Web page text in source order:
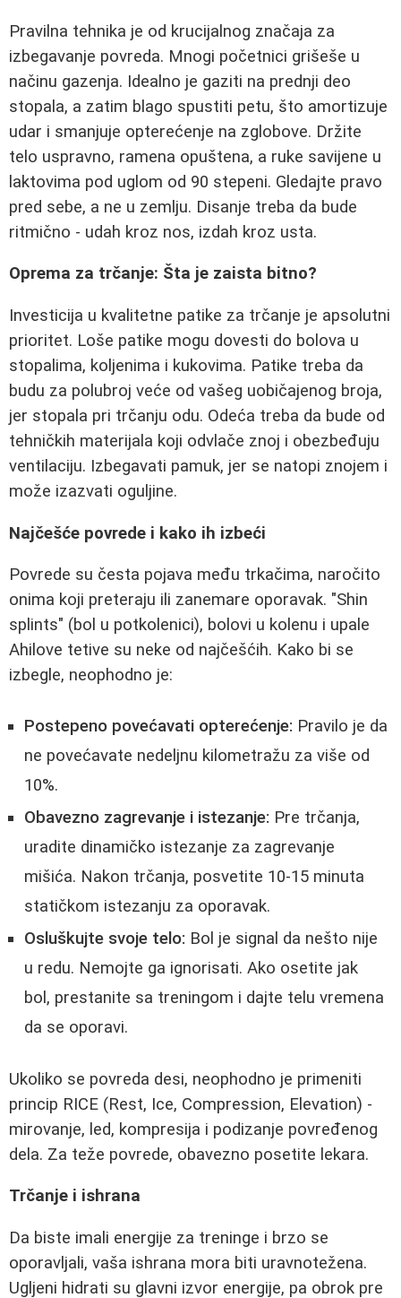
Pravilna tehnika je od krucijalnog značaja za
izbegavanje povreda. Mnogi početnici grišeše u
načinu gazenja. Idealno je gaziti na prednji deo
stopala, a zatim blago spustiti petu, što amortizuje
udar i smanjuje opterećenje na zglobove. Držite
telo uspravno, ramena opuštena, a ruke savijene u
laktovima pod uglom od 90 stepeni. Gledajte pravo
pred sebe, a ne u zemlju. Disanje treba da bude
ritmično - udah kroz nos, izdah kroz usta.
Oprema za trčanje: Šta je zaista bitno?
Investicija u kvalitetne patike za trčanje je apsolutni
prioritet. Loše patike mogu dovesti do bolova u
stopalima, koljenima i kukovima. Patike treba da
budu za polubroj veće od vašeg uobičajenog broja,
jer stopala pri trčanju odu. Odeća treba da bude od
tehničkih materijala koji odvlače znoj i obezbeđuju
ventilaciju. Izbegavati pamuk, jer se natopi znojem i
može izazvati oguljine.
Najčešće povrede i kako ih izbeći
Povrede su česta pojava među trkačima, naročito
onima koji preteraju ili zanemare oporavak. "Shin
splints" (bol u potkolenici), bolovi u kolenu i upale
Ahilove tetive su neke od najčešćih. Kako bi se
izbegle, neophodno je:
Postepeno povećavati opterećenje: Pravilo je da
ne povećavate nedeljnu kilometražu za više od
10%.
Obavezno zagrevanje i istezanje: Pre trčanja,
uradite dinamičko istezanje za zagrevanje
mišića. Nakon trčanja, posvetite 10-15 minuta
statičkom istezanju za oporavak.
Osluškujte svoje telo: Bol je signal da nešto nije
u redu. Nemojte ga ignorisati. Ako osetite jak
bol, prestanite sa treningom i dajte telu vremena
da se oporavi.
Ukoliko se povreda desi, neophodno je primeniti
princip RICE (Rest, Ice, Compression, Elevation) -
mirovanje, led, kompresija i podizanje povređenog
dela. Za teže povrede, obavezno posetite lekara.
Trčanje i ishrana
Da biste imali energije za treninge i brzo se
oporavljali, vaša ishrana mora biti uravnotežena.
Ugljeni hidrati su glavni izvor energije, pa obrok pre